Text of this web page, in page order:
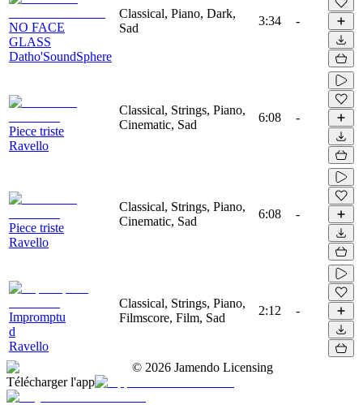
NO FACE
GLASS
Datho'SoundSphere
Classical, Piano, Dark,
Sad
3:34 -
Piece triste
Ravello
Classical, Strings, Piano,
Cinematic, Sad
6:08 -
Piece triste
Ravello
Classical, Strings, Piano,
Cinematic, Sad
6:08 -
Impromptu
d
Ravello
Classical, Strings, Piano,
Filmscore, Film, Sad
2:12 -
© 2026 Jamendo Licensing
Télécharger l'app